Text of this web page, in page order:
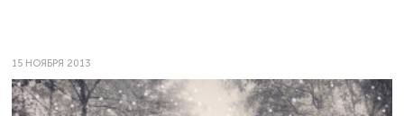
15 НОЯБРЯ 2013